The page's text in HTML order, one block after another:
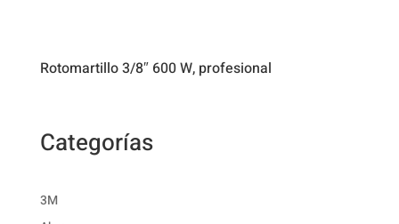
Rotomartillo 3/8″ 600 W, profesional
Categorías
3M